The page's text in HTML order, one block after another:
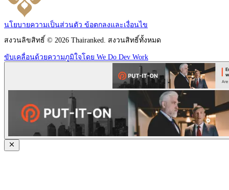
นโยบายความเป็นส่วนตัว ข้อตกลงและเงื่อนไข
สงวนลิขสิทธิ์ © 2026 Thairanked. สงวนสิทธิ์ทั้งหมด
ขับเคลื่อนด้วยความภูมิใจโดย We Do Dev Work